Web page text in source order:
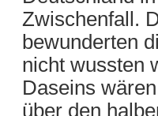
Zwischenfall.
bewunderten
nicht wussten
Daseins
über den